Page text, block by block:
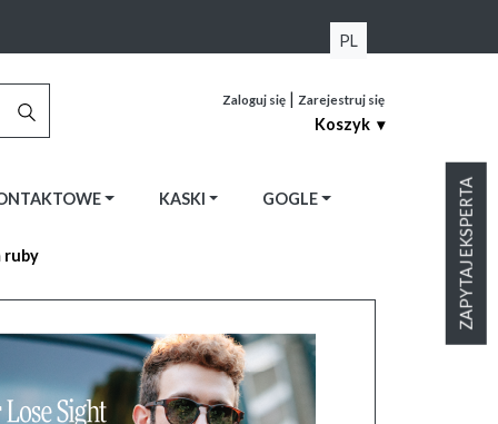
PL
Zaloguj się | Zarejestruj się
Koszyk ▾
KASKI GOGLE ZAPYTAJ EKSPERTA
ruby